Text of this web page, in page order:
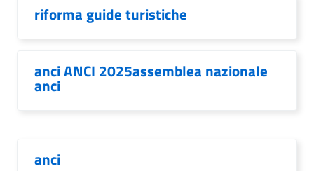
riforma guide turistiche
anci ANCI 2025assemblea nazionale
anci
anci